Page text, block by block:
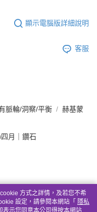
顯示電腦版詳細說明
客服
脈輪/洞察/平衡
赫基蒙
月｜鑽石
方式之詳情，及若您不希
設定，請參閱本網站「 隱私
示您同意本公司得按本網站使